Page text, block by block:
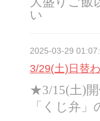
い
2025-03-29
3/29(土)日替
★3/15(土)
「くじ弁